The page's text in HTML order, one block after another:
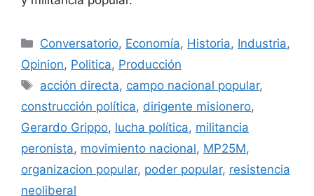
Conversatorio, Economía, Historia, Industria,
Opinion, Politica, Producción
acción directa, campo nacional popular,
construcción política, dirigente misionero,
Gerardo Grippo, lucha política, militancia
peronista, movimiento nacional, MP25M,
organizacion popular, poder popular, resistencia
neoliberal